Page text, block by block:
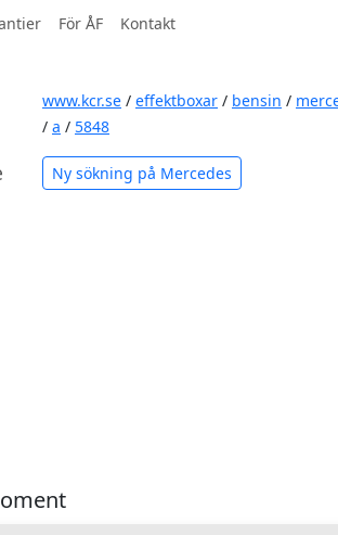
För ÅF Kontakt
www.kcr.se / effektboxar / bensin /
/ a / 5848
Ny sökning på Mercedes